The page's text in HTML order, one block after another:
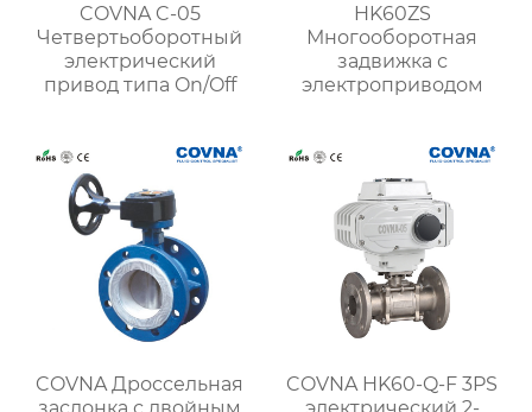
COVNA C-05
Четвертьоборотный
электрический
привод типа On/Off
HK60ZS
Многооборотная
задвижка с
электроприводом
COVNA Дроссельная
COVNA HK60-Q-F 3PS